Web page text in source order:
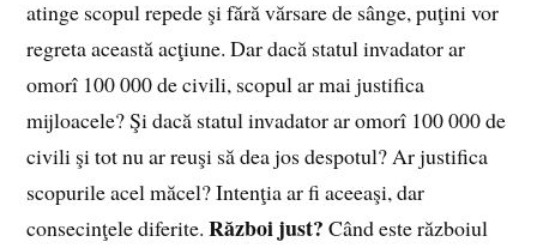
atinge scopul repede şi fără vărsare de sânge, puţini vor
regreta această acţiune. Dar dacă statul invadator ar
omorî 100 000 de civili, scopul ar mai justifica
mijloacele? Şi dacă statul invadator ar omorî 100 000 de
civili şi tot nu ar reuşi să dea jos despotul? Ar justifica
scopurile acel măcel? Intenţia ar fi aceeaşi, dar
consecinţele diferite.Război just? Când este războiul